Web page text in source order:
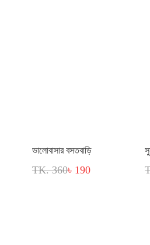
ভালোবাসার বসতবাড়ি
TK. 360৳ 190